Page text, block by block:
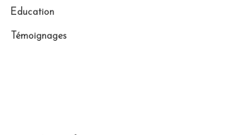
Education
Témoignages